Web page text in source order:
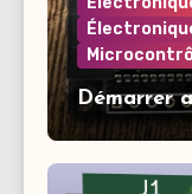
Démarrer